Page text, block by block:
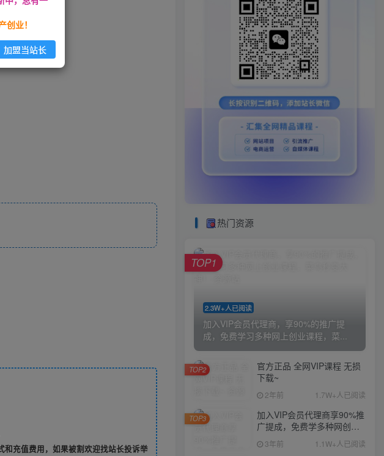
充值费用，如果被割欢迎找站长投诉举
热门资源
2.3W+人已阅读
加入VIP会员代理商，享90%的推广提
成，免费学习多种网上创业课程，菜...
TOP1
官方正品 全网VIP课程 无损
下载~
2年前 1.7W+人已阅读
TOP2
加入VIP会员代理商享90%推
广提成，免费学多种网创课
程，菜鸟秒变大神
3年前 1.1W+人已阅读
TOP3
业！
加盟当站长